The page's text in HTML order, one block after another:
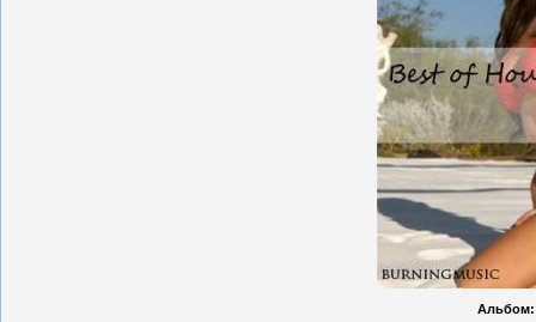
Альбом: